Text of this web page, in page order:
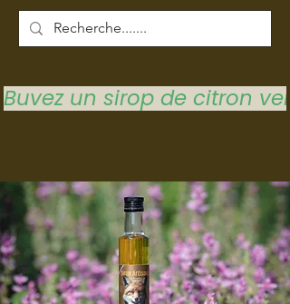
Buvez un sirop de citron